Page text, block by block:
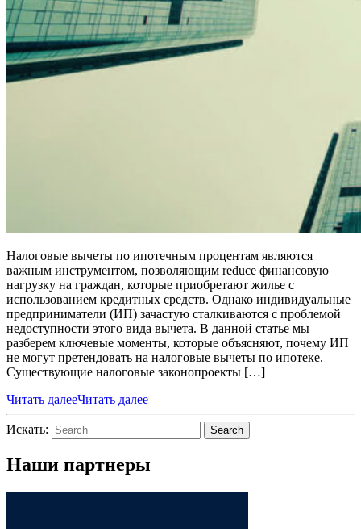
Налоговые вычеты по ипотечным процентам являются
важным инструментом, позволяющим reduce финансовую
нагрузку на граждан, которые приобретают жилье с
использованием кредитных средств. Однако индивидуальные
предприниматели (ИП) зачастую сталкиваются с проблемой
недоступности этого вида вычета. В данной статье мы
разберем ключевые моменты, которые объясняют, почему ИП
не могут претендовать на налоговые вычеты по ипотеке.
Существующие налоговые законопроекты […]
Читать далееЧитать далее
Искать: Search
Наши партнеры